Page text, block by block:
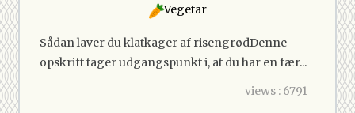
Vegetar
Sådan laver du klatkager af risengrødDenne
opskrift tager udgangspunkt i, at du har en fær...
views : 6791